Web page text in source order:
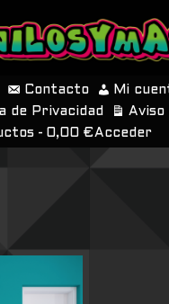
Contacto
Mi
de Privacidad
Aviso
0,00 € Acceder